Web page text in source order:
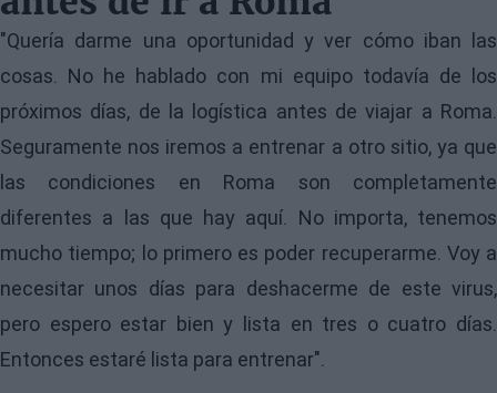
"Quería darme una oportunidad y ver cómo iban las
cosas. No he hablado con mi equipo todavía de los
próximos días, de la logística antes de viajar a Roma.
Seguramente nos iremos a entrenar a otro sitio, ya que
las condiciones en Roma son completamente
diferentes a las que hay aquí. No importa, tenemos
mucho tiempo; lo primero es poder recuperarme. Voy a
necesitar unos días para deshacerme de este virus,
pero espero estar bien y lista en tres o cuatro días.
Entonces estaré lista para entrenar".